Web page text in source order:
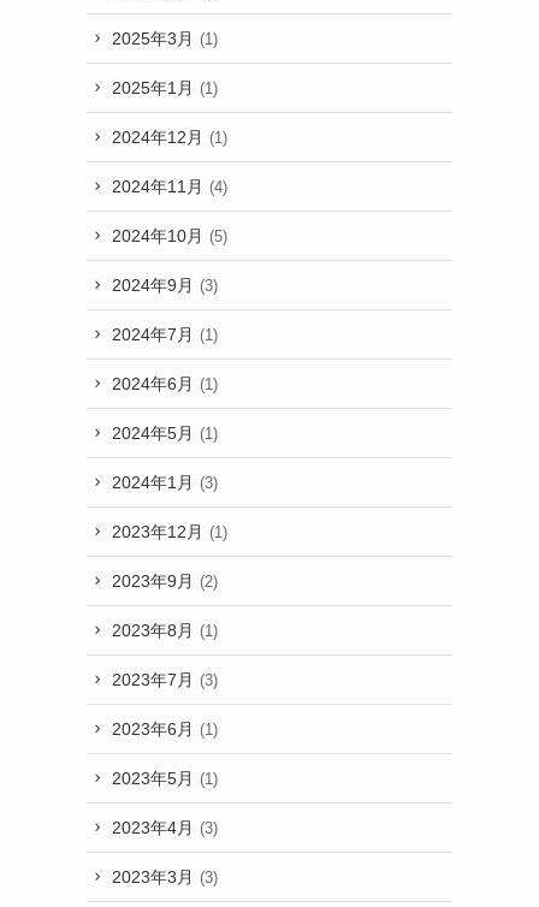
2025年3月 (1)
2025年1月 (1)
2024年12月 (1)
2024年11月 (4)
2024年10月 (5)
2024年9月 (3)
2024年7月 (1)
2024年6月 (1)
2024年5月 (1)
2024年1月 (3)
2023年12月 (1)
2023年9月 (2)
2023年8月 (1)
2023年7月 (3)
2023年6月 (1)
2023年5月 (1)
2023年4月 (3)
2023年3月 (3)